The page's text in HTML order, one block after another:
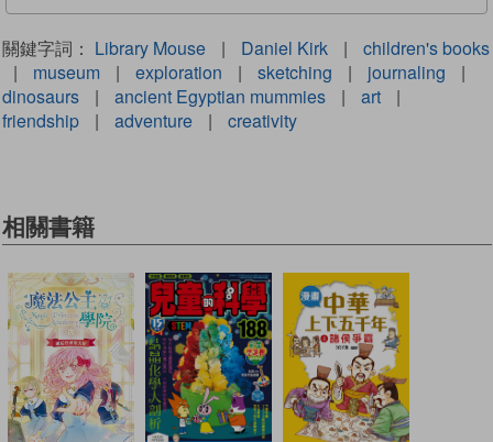
關鍵字詞： Library Mouse | Daniel Kirk |
children's books
|
museum | exploration | sketching | journaling
|
dinosaurs
| ancient Egyptian mummies | art
|
friendship
| adventure | creativity
相關書籍